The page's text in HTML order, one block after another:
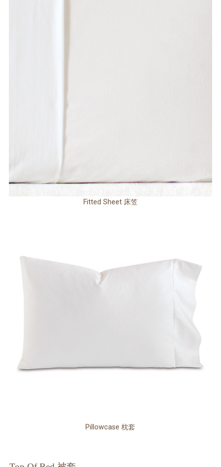
Fitted Sheet 床笠
Pillowcase 枕套